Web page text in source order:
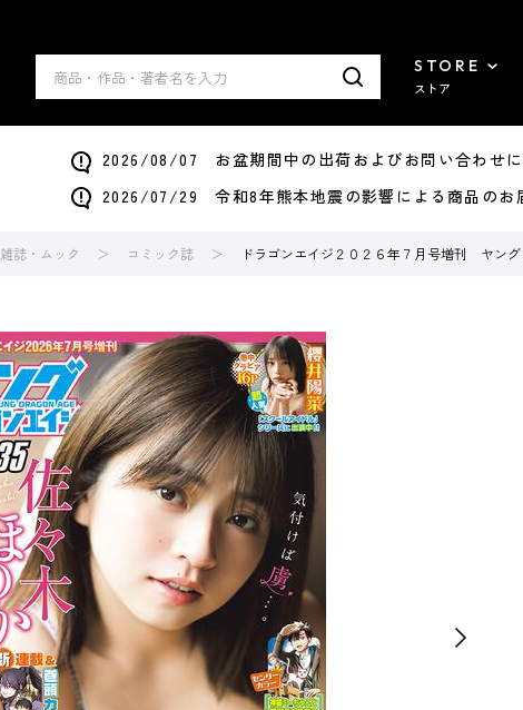
STORE
ストア
2026/08/07 お盆期間中の出荷およびお問い合わせに
2026/07/29 令和8年熊本地震の影響による商品のお
雑誌・ムック コミック誌 ドラゴンエイジ２０２６年７月号増刊 ヤン